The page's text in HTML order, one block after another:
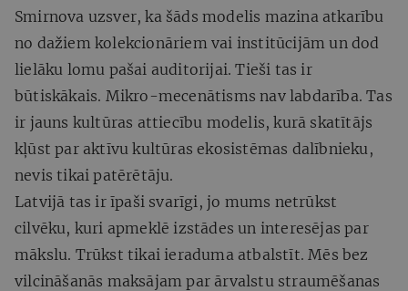
Smirnova uzsver, ka šāds modelis mazina atkarību
no dažiem kolekcionāriem vai institūcijām un dod
lielāku lomu pašai auditorijai. Tieši tas ir
būtiskākais. Mikro-mecenātisms nav labdarība. Tas
ir jauns kultūras attiecību modelis, kurā skatītājs
kļūst par aktīvu kultūras ekosistēmas dalībnieku,
nevis tikai patērētāju.
Latvijā tas ir īpaši svarīgi, jo mums netrūkst
cilvēku, kuri apmeklē izstādes un interesējas par
mākslu. Trūkst tikai ieraduma atbalstīt. Mēs bez
vilcināšanās maksājam par ārvalstu straumēšanas